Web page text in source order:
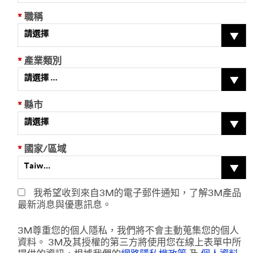
* 職稱
請選擇
* 產業類別
請選擇 ...
* 縣市
請選擇
* 國家/區域
Taiw...
我希望收到來自3M的電子郵件通知，了解3M產品
最新消息與優惠訊息。
3M尊重您的個人隱私，我們將不會主動蒐集您的個人
資料。 3M及其授權的第三方將使用您在線上表單中所